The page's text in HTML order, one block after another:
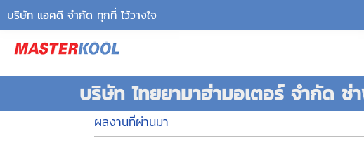
บริษัท แอคดี จำกัด ทุกที่ ไว้วางใจ
บริษัท ไทยยามาฮ่ามอเตอร์ จำกัด
ผลงานที่ผ่านมา